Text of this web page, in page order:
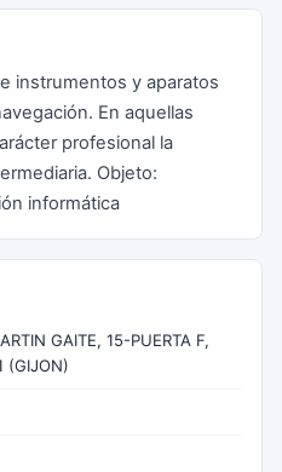
instrumentos y aparatos
En aquellas
profesional la
Objeto:
informática
GAITE, 15-PUERTA F,
(GIJON)